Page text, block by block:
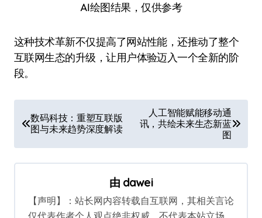
AI绘图结果，仅供参考
这种技术革新不仅提高了网站性能，还推动了整个
互联网生态的升级，让用户体验迈入一个全新的阶
段。
章
导
航
数码科技：重塑互联版
图与未来趋势深度解读
人工智能赋能移动通
讯，共绘未来生态新蓝
图
由 dawei
【声明】：站长网内容转载自互联网，其相关言论
仅代表作者个人观点绝非权威，不代表本站立场。